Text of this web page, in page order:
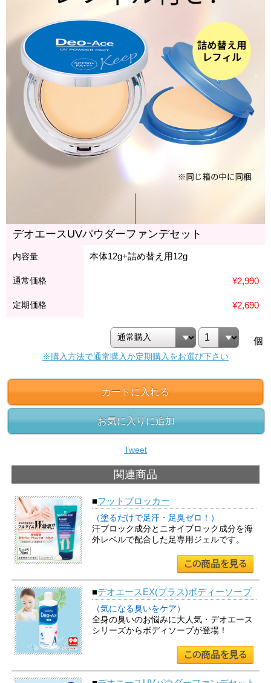
デオエースUVパウダーファンデセット
内容量 本体12g+詰め替え用12g
通常価格 ¥2,990
定期価格 ¥2,690
個
※購入方法で通常購入か定期購入をお選び下さい
カートに入れる
お気に入りに追加
Tweet
関連商品
■フットブロッカー
（塗るだけで足汗・足臭ゼロ！）
汗ブロック成分とニオイブロック成分を海
外レベルで配合した足専用ジェルです。
■デオエースEX(プラス)ボディーソープ
（気になる臭いをケア）
全身の臭いのお悩みに大人気・デオエース
シリーズからボディソープが登場！